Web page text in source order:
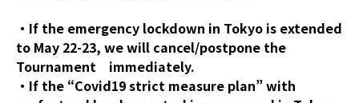
・If the emergency lockdown in Tokyo is extended
to May 22-23, we will cancel/postpone the
Tournament immediately.
・If the “Covid19 strict measure plan” with